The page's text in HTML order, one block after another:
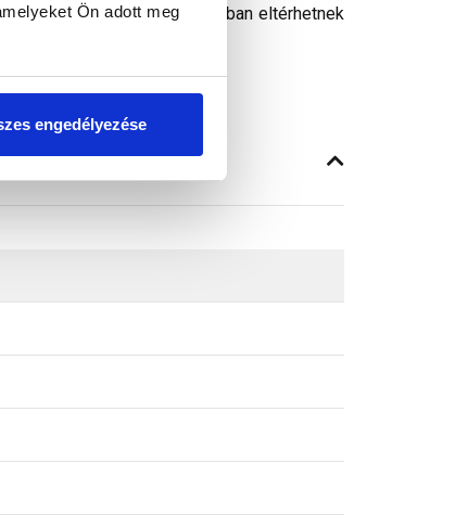
Ön adott meg
engedélyezése
látható színek árnyalataikban eltérhetnek